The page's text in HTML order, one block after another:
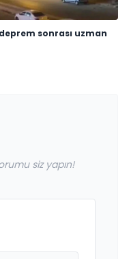
sonrası uzman
siz yapın!